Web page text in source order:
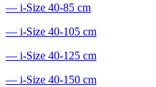
― i-Size 40-85 cm
― i-Size 40-105 cm
― i-Size 40-125 cm
― i-Size 40-150 cm